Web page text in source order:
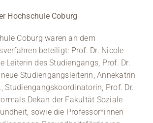
Hochschule Coburg
Coburg waren an dem
beteiligt: Prof. Dr. Nicole
Leiterin des Studiengangs, Prof. Dr.
Studiengangsleiterin, Annekatrin
Studiengangskoordinatorin, Prof. Dr.
Dekan der Fakultät Soziale
sowie die Professor*innen